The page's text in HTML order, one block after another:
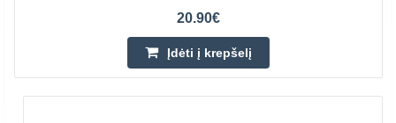
20.90€
Įdėti į krepšelį